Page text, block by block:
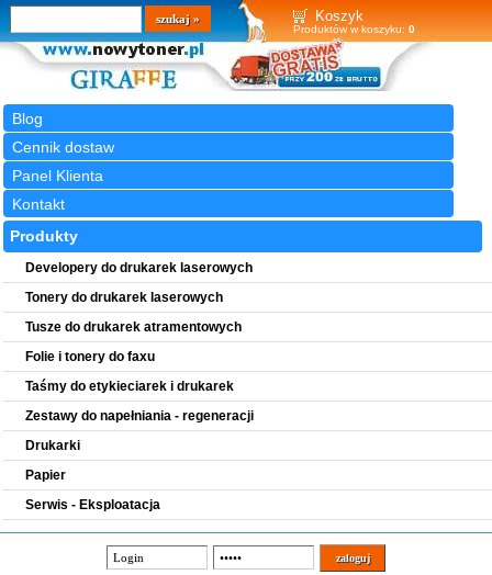
Koszyk
Produktów w koszyku: 0
Blog
Cennik dostaw
Panel Klienta
Kontakt
Wyszukiwarka
szukaj
Produkty
Developery do drukarek laserowych
Tonery do drukarek laserowych
Tusze do drukarek atramentowych
Folie i tonery do faxu
Taśmy do etykieciarek i drukarek
Zestawy do napełniania - regeneracji
Drukarki
Papier
Serwis - Eksploatacja